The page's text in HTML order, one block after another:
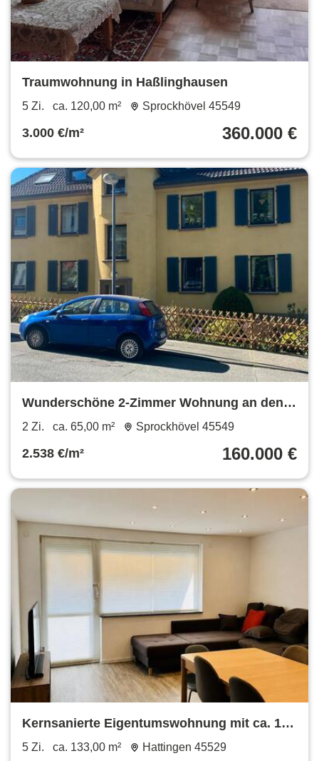
Traumwohnung in Haßlinghausen
5 Zi. ca. 120,00 m² Sprockhövel 45549
3.000 €/m² 360.000 €
Wunderschöne 2-Zimmer Wohnung an den
Barmer Anlagen
2 Zi. ca. 65,00 m² Sprockhövel 45549
2.538 €/m² 160.000 €
Kernsanierte Eigentumswohnung mit ca. 133
m²
5 Zi. ca. 133,00 m² Hattingen 45529